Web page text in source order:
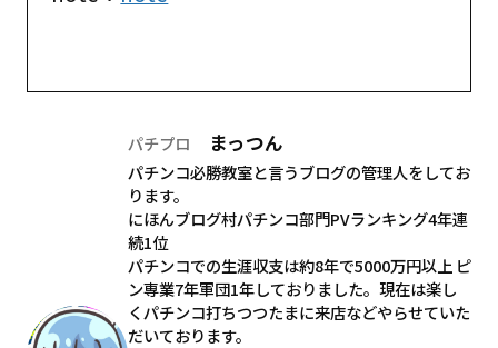
パチプロ まっつん
パチンコ必勝教室と言うブログの管理人をしてお
ります。
にほんブログ村パチンコ部門PVランキング4年連
続1位
パチンコでの生涯収支は約8年で5000万円以上 ピ
ン専業7年軍団1年しておりました。現在は楽し
くパチンコ打ちつつたまに来店などやらせていた
だいております。